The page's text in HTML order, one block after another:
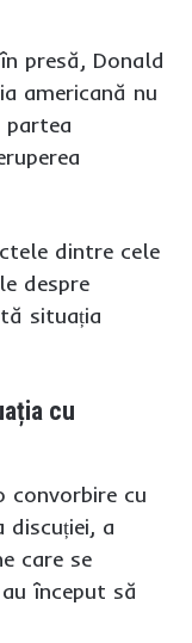
presă, Donald
americană nu
dintre cele
despre
situația
cu
convorbire cu
a
care se
început să